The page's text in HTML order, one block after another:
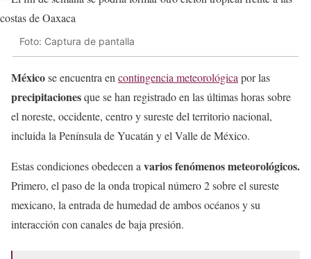
Foto: Captura de pantalla
Méxicose encuentra en contingencia meteorológica por las
precipitacionesque se han registrado en las últimas horas sobre
el noreste, occidente, centro y sureste del territorio nacional,
incluida la Península de Yucatán y el Valle de México.
Estas condiciones obedecen a varios fenómenos meteorológicos.
Primero, el paso de la onda tropical número 2 sobre el sureste
mexicano, la entrada de humedad de ambos océanos y su
interacción con canales de baja presión.